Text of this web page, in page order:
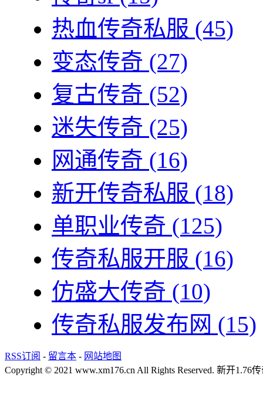
热血传奇私服 (45)
变态传奇 (27)
复古传奇 (52)
迷失传奇 (25)
网通传奇 (16)
新开传奇私服 (18)
单职业传奇 (125)
传奇私服开服 (16)
仿盛大传奇 (10)
传奇私服发布网 (15)
RSS订阅 - 留言本 - 网站地图
Copyright © 2021 www.xm176.cn All Rights Reserved. 新开1.76